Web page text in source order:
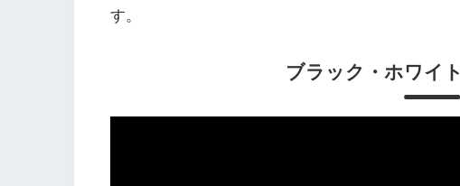
す。
ブラック・ホワイト